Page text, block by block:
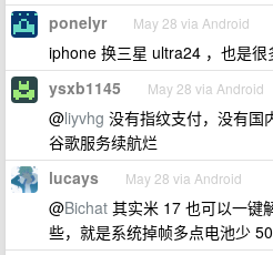
ponelyr May 28 via Android
iphone 换三星 ultra24 ，也是很
ysxb1145 May 28 via Android
@liyvhg 没有指纹支付，没有国
谷歌服务续航烂
lucays May 28 via Android
@Bichat 其实米 17 也可以一键
些，就是系统掉帧多点电池少